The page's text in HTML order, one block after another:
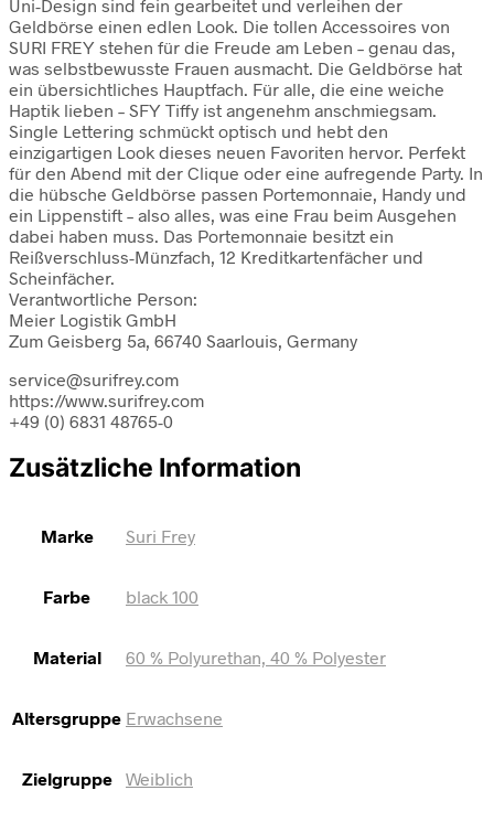
Uni-Design sind fein gearbeitet und verleihen der
Geldbörse einen edlen Look. Die tollen Accessoires von
SURI FREY stehen für die Freude am Leben – genau das,
was selbstbewusste Frauen ausmacht. Die Geldbörse hat
ein übersichtliches Hauptfach. Für alle, die eine weiche
Haptik lieben – SFY Tiffy ist angenehm anschmiegsam.
Single Lettering schmückt optisch und hebt den
einzigartigen Look dieses neuen Favoriten hervor. Perfekt
für den Abend mit der Clique oder eine aufregende Party. In
die hübsche Geldbörse passen Portemonnaie, Handy und
ein Lippenstift – also alles, was eine Frau beim Ausgehen
dabei haben muss. Das Portemonnaie besitzt ein
Reißverschluss-Münzfach, 12 Kreditkartenfächer und
Scheinfächer.
Verantwortliche Person:
Meier Logistik GmbH
Zum Geisberg 5a, 66740 Saarlouis, Germany
service@surifrey.com
https://www.surifrey.com
+49 (0) 6831 48765-0
Zusätzliche Information
Marke Suri Frey
Farbe black 100
Material 60 % Polyurethan, 40 % Polyester
Altersgruppe Erwachsene
Zielgruppe Weiblich